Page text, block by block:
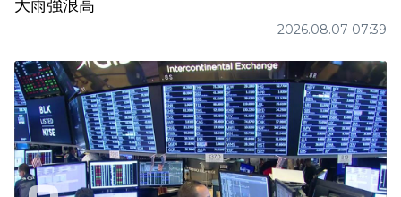
大雨強浪高
2026.08.07 07:39